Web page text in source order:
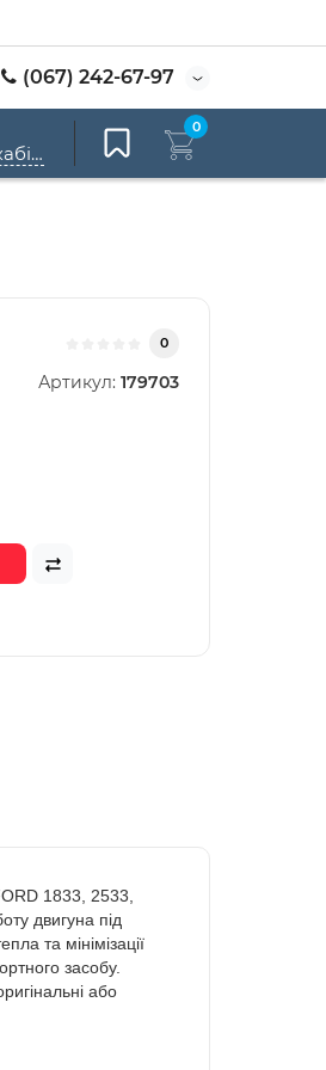
(067) 242-67-97
увійдіть в кабінет
0
0
Артикул: 179703
1833, 2533,
двигуна під
та мінімізації
засобу.
або